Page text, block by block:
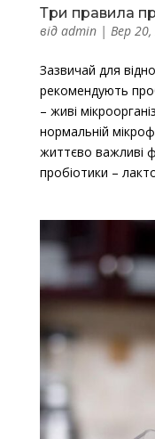
Три правила
від admin| Вер 20,
Зазвичай для
рекомендують
– живі
нормальній
життєво важливі
пробіотики –